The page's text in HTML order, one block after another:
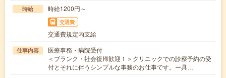
時給 時給1200円～
交通費
交通費規定内支給
仕事内容
医療事務・病院受付
＜ブランク・社会復帰歓迎！＞クリニックでの診察予約の受
付とそれに伴うシンプルな事務のお仕事です。ー具…